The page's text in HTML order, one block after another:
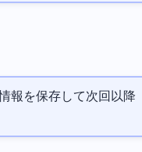
報を保存して次回以降